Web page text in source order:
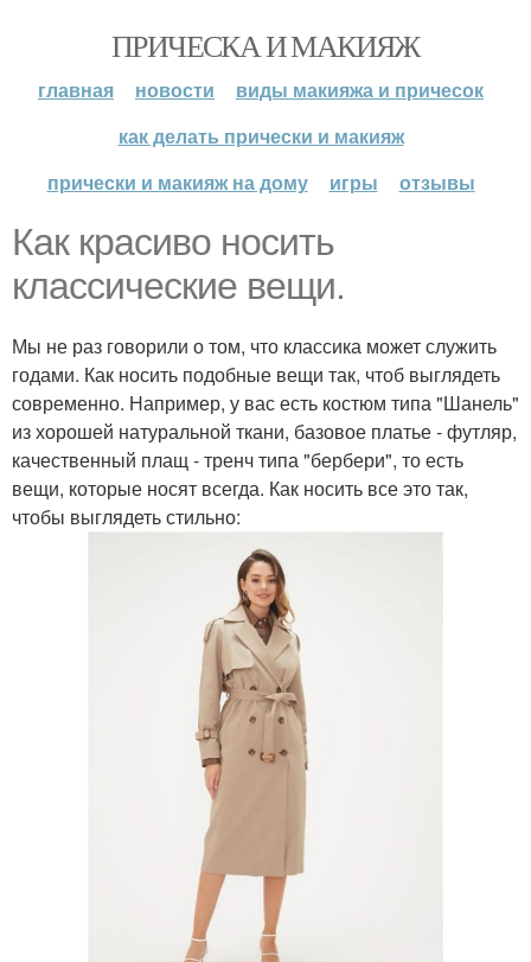
ПРИЧЕСКА И МАКИЯЖ
главная новости
виды макияжа и причесок
как делать прически и макияж
прически и макияж на дому
игры отзывы
Как красиво носить
классические вещи.
Мы не раз говорили о том, что классика может служить
годами. Как носить подобные вещи так, чтоб выглядеть
современно. Например, у вас есть костюм типа "Шанель"
из хорошей натуральной ткани, базовое платье - футляр,
качественный плащ - тренч типа "бербери", то есть
вещи, которые носят всегда. Как носить все это так,
чтобы выглядеть стильно: